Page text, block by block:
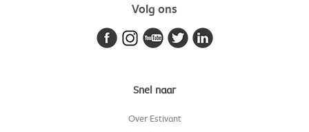
Volg ons
Snel naar
Over Estivant